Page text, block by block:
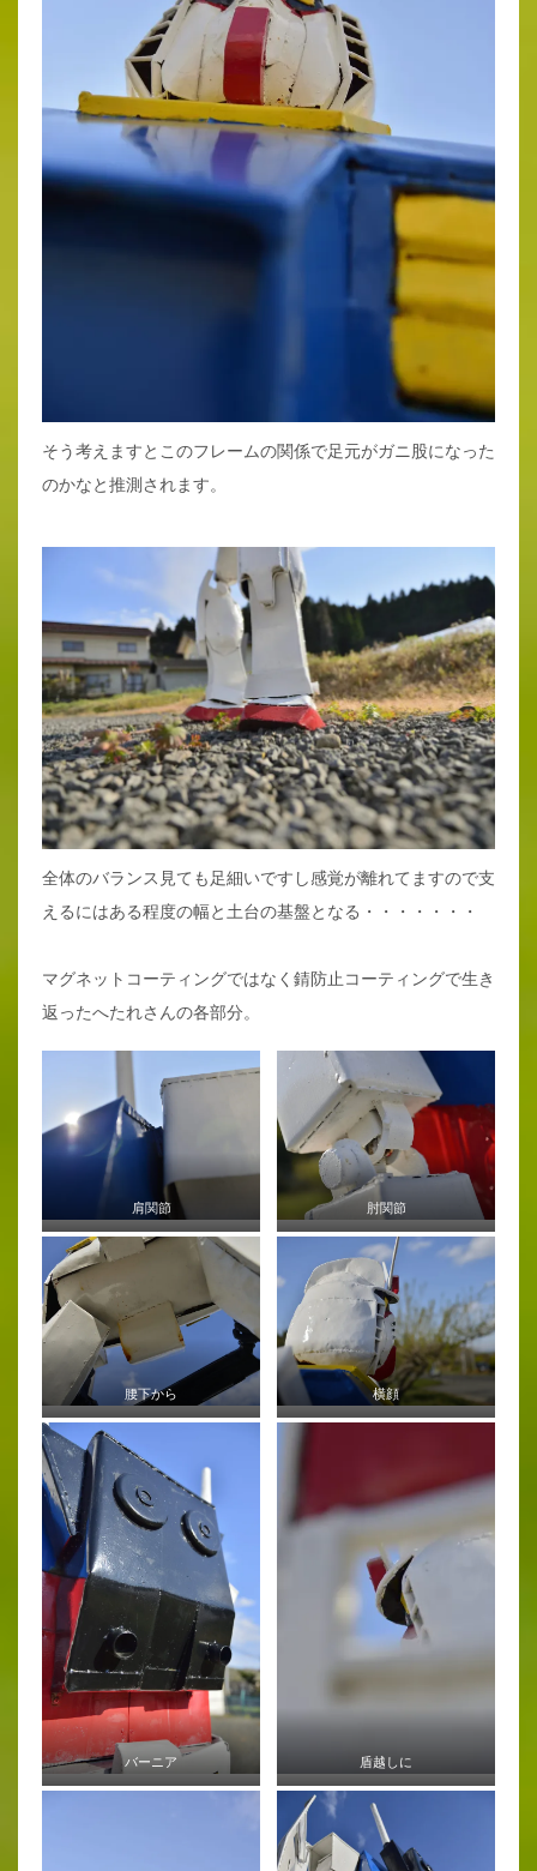
そう考えますとこのフレームの関係で足元がガニ股になった
のかなと推測されます。
全体のバランス見ても足細いですし感覚が離れてますので支
えるにはある程度の幅と土台の基盤となる・・・・・・・
マグネットコーティングではなく錆防止コーティングで生き
返ったへたれさんの各部分。
肩関節 肘関節
腰下から 横顔
バーニア 盾越しに